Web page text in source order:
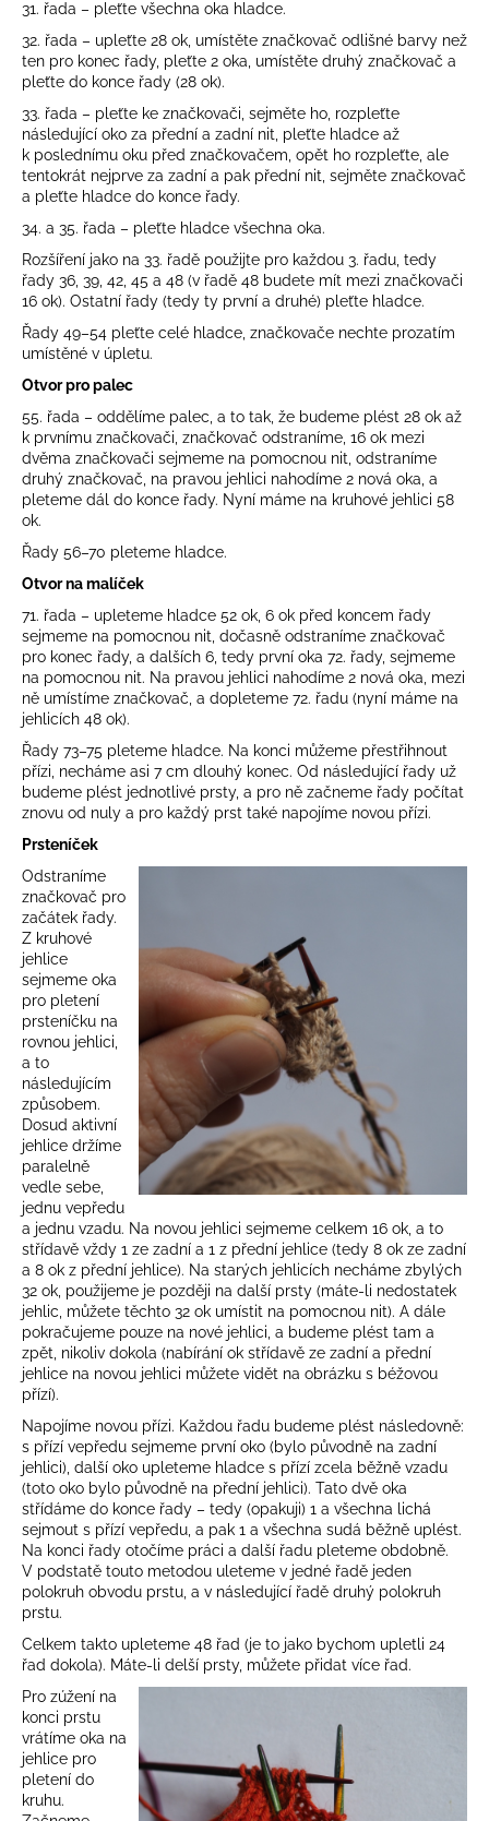
31. řada – pleťte všechna oka hladce.
32. řada – upleťte 28 ok, umístěte značkovač odlišné barvy než
ten pro konec řady, pleťte 2 oka, umístěte druhý značkovač a
pleťte do konce řady (28 ok).
33. řada – pleťte ke značkovači, sejměte ho, rozpleťte
následující oko za přední a zadní nit, pleťte hladce až
k poslednímu oku před značkovačem, opět ho rozpleťte, ale
tentokrát nejprve za zadní a pak přední nit, sejměte značkovač
a pleťte hladce do konce řady.
34. a 35. řada – pleťte hladce všechna oka.
Rozšíření jako na 33. řadě použijte pro každou 3. řadu, tedy
řady 36, 39, 42, 45 a 48 (v řadě 48 budete mít mezi značkovači
16 ok). Ostatní řady (tedy ty první a druhé) pleťte hladce.
Řady 49–54 pleťte celé hladce, značkovače nechte prozatím
umístěné v úpletu.
Otvor pro palec
55. řada – oddělíme palec, a to tak, že budeme plést 28 ok až
k prvnímu značkovači, značkovač odstraníme, 16 ok mezi
dvěma značkovači sejmeme na pomocnou nit, odstraníme
druhý značkovač, na pravou jehlici nahodíme 2 nová oka, a
pleteme dál do konce řady. Nyní máme na kruhové jehlici 58
ok.
Řady 56–70 pleteme hladce.
Otvor na malíček
71. řada – upleteme hladce 52 ok, 6 ok před koncem řady
sejmeme na pomocnou nit, dočasně odstraníme značkovač
pro konec řady, a dalších 6, tedy první oka 72. řady, sejmeme
na pomocnou nit. Na pravou jehlici nahodíme 2 nová oka, mezi
ně umístíme značkovač, a dopleteme 72. řadu (nyní máme na
jehlicích 48 ok).
Řady 73–75 pleteme hladce. Na konci můžeme přestřihnout
přízi, necháme asi 7 cm dlouhý konec. Od následující řady už
budeme plést jednotlivé prsty, a pro ně začneme řady počítat
znovu od nuly a pro každý prst také napojíme novou přízi.
Prsteníček
Odstraníme
značkovač pro
začátek řady.
Z kruhové
jehlice
sejmeme oka
pro pletení
prsteníčku na
rovnou jehlici,
a to
následujícím
způsobem.
Dosud aktivní
jehlice držíme
paralelně
vedle sebe,
jednu vepředu
a jednu vzadu. Na novou jehlici sejmeme celkem 16 ok, a to
střídavě vždy 1 ze zadní a 1 z přední jehlice (tedy 8 ok ze zadní
a 8 ok z přední jehlice). Na starých jehlicích necháme zbylých
32 ok, použijeme je později na další prsty (máte-li nedostatek
jehlic, můžete těchto 32 ok umístit na pomocnou nit). A dále
pokračujeme pouze na nové jehlici, a budeme plést tam a
zpět, nikoliv dokola (nabírání ok střídavě ze zadní a přední
jehlice na novou jehlici můžete vidět na obrázku s béžovou
přízí).
Napojíme novou přízi. Každou řadu budeme plést následovně:
s přízí vepředu sejmeme první oko (bylo původně na zadní
jehlici), další oko upleteme hladce s přízí zcela běžně vzadu
(toto oko bylo původně na přední jehlici). Tato dvě oka
střídáme do konce řady – tedy (opakuji) 1 a všechna lichá
sejmout s přízí vepředu, a pak 1 a všechna sudá běžně uplést.
Na konci řady otočíme práci a další řadu pleteme obdobně.
V podstatě touto metodou uleteme v jedné řadě jeden
polokruh obvodu prstu, a v následující řadě druhý polokruh
prstu.
Celkem takto upleteme 48 řad (je to jako bychom upletli 24
řad dokola). Máte-li delší prsty, můžete přidat více řad.
Pro zúžení na
konci prstu
vrátíme oka na
jehlice pro
pletení do
kruhu.